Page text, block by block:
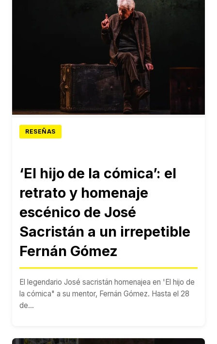
RESEÑAS
‘El hijo de la cómica’: el
retrato y homenaje
escénico de José
Sacristán a un irrepetible
Fernán Gómez
El legendario José sacristán homenajea en 'El hijo de
la cómica" a su mentor, Fernán Gómez. Hasta el 28
de...